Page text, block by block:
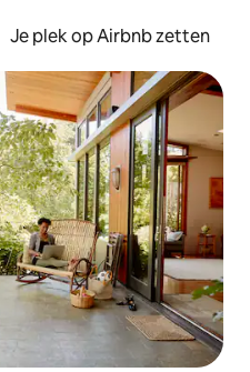
Je plek op Airbnb zetten